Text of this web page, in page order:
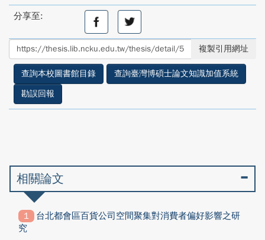
分享至:
分
至
facebook
分
享
至
twitter
複製引用網址
查詢本校圖書館目錄
查詢臺灣博碩士論文知識加值系統
勘誤回報
相關論文
台北都會區百貨公司空間聚集對消費者偏好影響之研
究